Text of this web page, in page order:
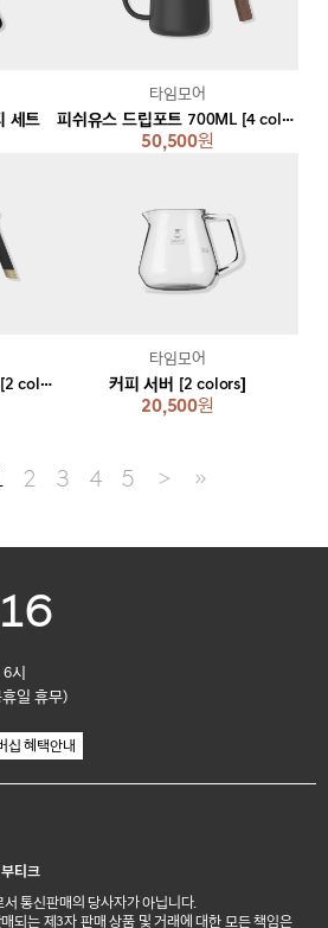
세트 피쉬유스 드립포트 700ML [4 colors]
50,500원
타임모어
피쉬프로 드립포트 700ML [2 colors] 커피 서버 [2 colors]
20,500원
타임모어
2 3 4 5 ＞ ≫
시
휴일 휴무)
십 혜택안내
티크
통신판매의 당사자가 아닙니다.
되는 제3자 판매 상품 및 거래에 대한 모든 책임은